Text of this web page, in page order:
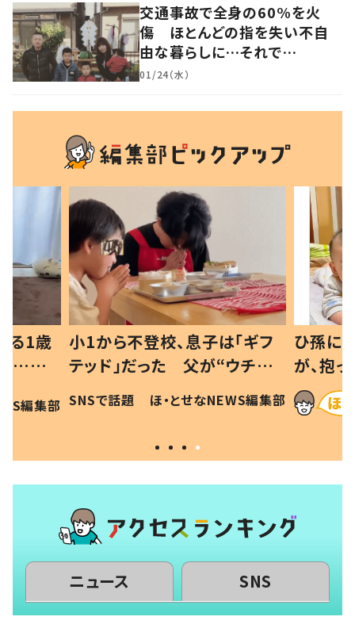
交通事故で全身の60%を火
傷 ほとんどの指を失い不自
由な暮らしに…それで
も“夢”に向かって進む女性に
01/24（水）
る1歳
…母
現行
編集部
小1から不登校、息子は「ギフ
テッド」だった 父が“ウチ給
食”を作り続ける理由とは #令
和の親 #令和の子
SNSで話題 ほ・とせなNEWS編集部
ひ孫に
が、抱
に「涙
方ない」
ニュース SNS